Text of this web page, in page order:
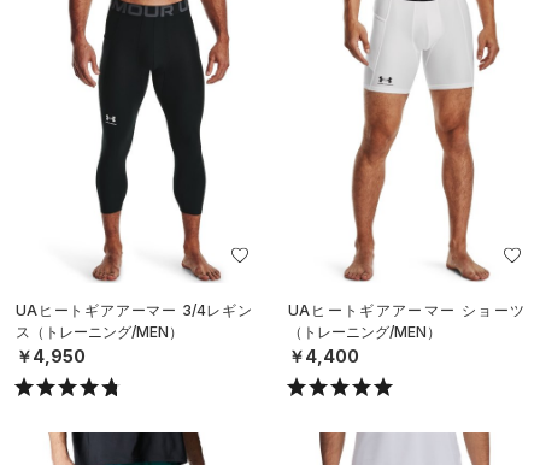
UAヒートギアアーマー 3/4レギン
ス（トレーニング/MEN）
￥4,950
UAヒートギアアーマー ショーツ
（トレーニング/MEN）
￥4,400